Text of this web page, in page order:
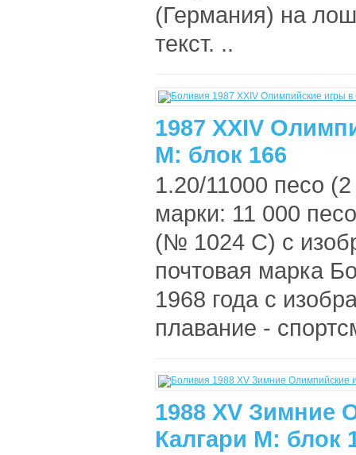
(Германия) на
текст. ..
1987 XXIV
М: блок 166
1.20/11000 песо
марки: 11 000
(№ 1024 С) с
почтовая марка
1968 года с
плавание -
1988 XV Зимние
Калгари М: блок